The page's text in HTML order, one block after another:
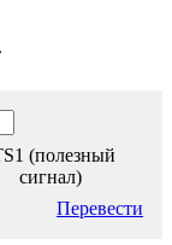
(полезный
сигнал)
Перевести